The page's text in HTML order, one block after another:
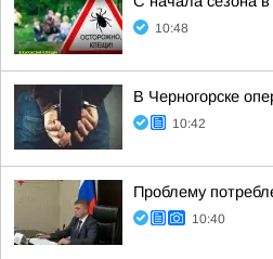
10:48
В Черногорске
10:42
Проблему
10:40